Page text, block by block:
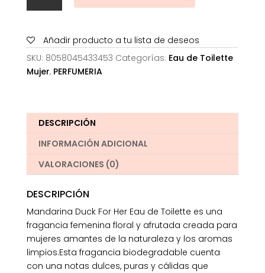
For
Eau
de
Toilette
cantidad
Añadir producto a tu lista de deseos
SKU: 8058045433453 Categorías: Eau de Toilette
Mujer, PERFUMERIA
DESCRIPCIÓN
INFORMACIÓN ADICIONAL
VALORACIONES (0)
DESCRIPCIÓN
Mandarina Duck For Her Eau de Toilette es una
fragancia femenina floral y afrutada creada para
mujeres amantes de la naturaleza y los aromas
limpios.Esta fragancia biodegradable cuenta
con una notas dulces, puras y cálidas que